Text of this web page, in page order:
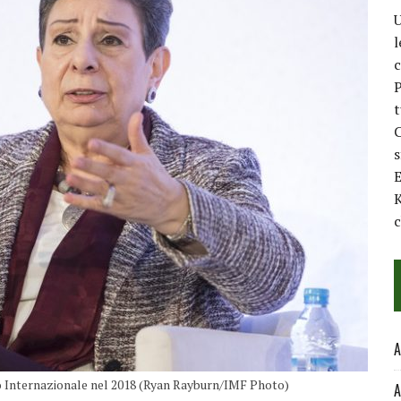
nel 2018 (Ryan Rayburn/IMF Photo)